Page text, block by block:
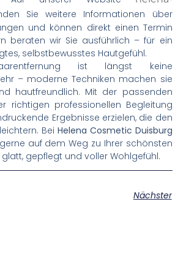
Sie weitere Informationen über
und können direkt einen Termin
beraten wir Sie ausführlich – für ein
selbstbewusstes Hautgefühl.
ist längst keine
– moderne Techniken machen sie
hautfreundlich. Mit der passenden
richtigen professionellen Begleitung
Ergebnisse erzielen, die den
Bei Helena Cosmetic Duisburg
auf dem Weg zu Ihrer schönsten
gepflegt und voller Wohlgefühl.
Nächster